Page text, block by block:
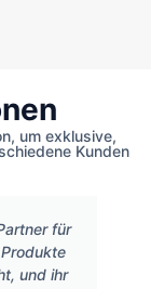
um exklusive,
Kunden
für
und ihr